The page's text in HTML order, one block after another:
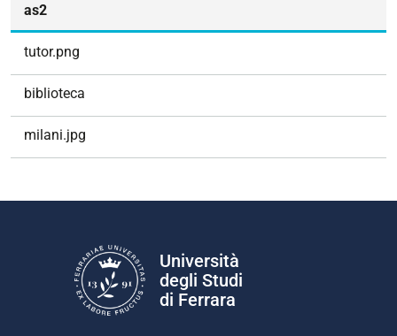
as2
tutor.png
biblioteca
milani.jpg
Università
degli Studi
di Ferrara